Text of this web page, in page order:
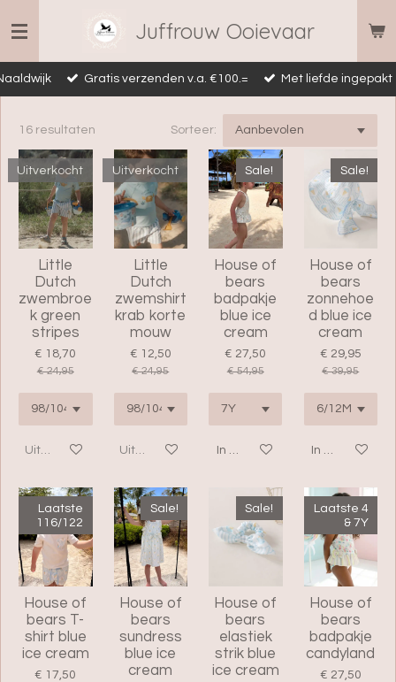
direct
naar
de
Juffrouw Ooievaar
Gratis verzenden v.a. €100.= Met liefde ingepakt
16 resultaten Sorteer:
Uitverkocht
Little
Dutch
zwembroe
k green
stripes
€ 18,70
€ 24,95
Uitverkocht
Uitverkocht
Little
Dutch
zwemshirt
krab korte
mouw
€ 12,50
€ 24,95
Uitverkocht
Sale!
House of
bears
badpakje
blue ice
cream
€ 27,50
€ 54,95
In winkelwagen
Sale!
House of
bears
zonnehoe
d blue ice
cream
€ 29,95
€ 39,95
In
Laatste
116/122
House of
bears T-
shirt blue
ice cream
€ 17,50
Sale!
House of
bears
sundress
blue ice
cream
Sale!
House of
bears
elastiek
strik blue
ice cream
Laatste 4
& 7Y
House of
bears
badpakje
candyland
€ 27,50